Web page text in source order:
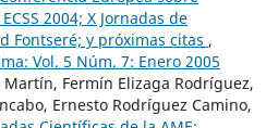
2004; X Jornadas de
Fontseré; y próximas citas ,
Vol. 5 Núm. 7: Enero 2005
Fermín Elizaga Rodríguez,
Ernesto Rodríguez Camino,